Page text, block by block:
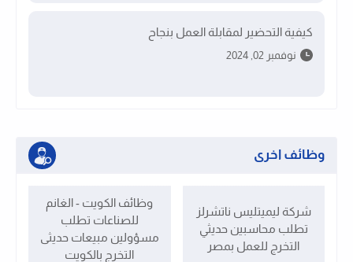
كيفية التحضير لمقابلة العمل بنجاح
نوفمبر 02, 2024
وظائف اخرى
شركة ليميتليس ناتشرلز
تطلب محاسبين حديثي
التخرج للعمل بمصر
وظائف الكويت - الغانم
للصناعات تطلب
مسؤولين مبيعات حديثى
التخرج بالكويت